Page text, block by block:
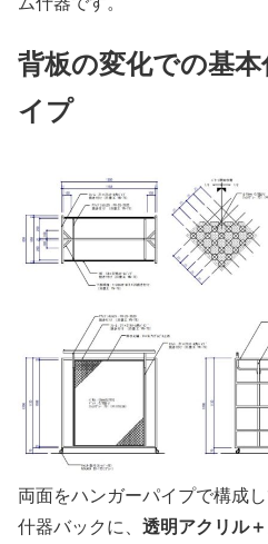
背板の変化での基
イプ
両面をハンガーパイプで構成
什器バックに、 透明アクリル